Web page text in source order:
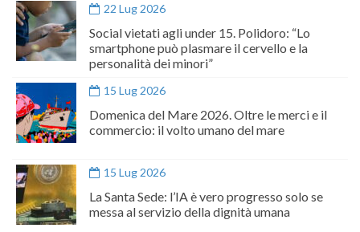
22 Lug 2026
Social vietati agli under 15. Polidoro: “Lo
smartphone può plasmare il cervello e la
personalità dei minori”
15 Lug 2026
Domenica del Mare 2026. Oltre le merci e il
commercio: il volto umano del mare
15 Lug 2026
La Santa Sede: l’IA è vero progresso solo se
messa al servizio della dignità umana